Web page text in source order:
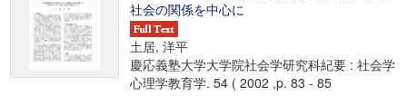
社会の関係を中心に
土居, 洋平
慶応義塾大学大学院社会学研究科紀要 : 社会学
心理学教育学. 54 ( 2002 ,p. 83 - 85